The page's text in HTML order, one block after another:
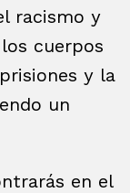
racismo y
cuerpos
y la
un
en el